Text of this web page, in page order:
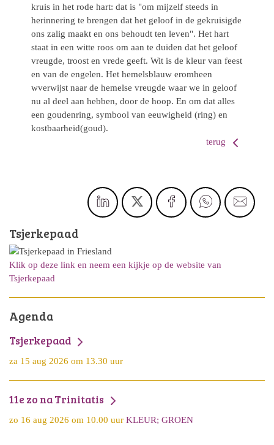
kruis in het rode hart: dat is "om mijzelf steeds in
herinnering te brengen dat het geloof in de gekruisigde
ons zalig maakt en ons behoudt ten leven". Het hart
staat in een witte roos om aan te duiden dat het geloof
vreugde, troost en vrede geeft. Wit is de kleur van feest
en van de engelen. Het hemelsblauw eromheen
wverwijst naar de hemelse vreugde waar we in geloof
nu al deel aan hebben, door de hoop. En om dat alles
een goudenring, symbool van eeuwigheid (ring) en
kostbaarheid(goud).
terug
Tsjerkepaad
Klik op deze link en neem een kijkje op de website van
Tsjerkepaad
Agenda
Tsjerkepaad
za 15 aug 2026 om 13.30 uur
11e zo na Trinitatis
zo 16 aug 2026 om 10.00 uur KLEUR; GROEN